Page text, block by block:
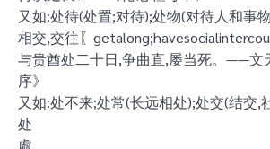
又如:处待(处置;对待);处物(对待人和事
相交,交往〖
与贵酋处二十日,争曲直,屡当死。——文
序》
又如:处不来;处常(长远相处);处交(结交,
处
處